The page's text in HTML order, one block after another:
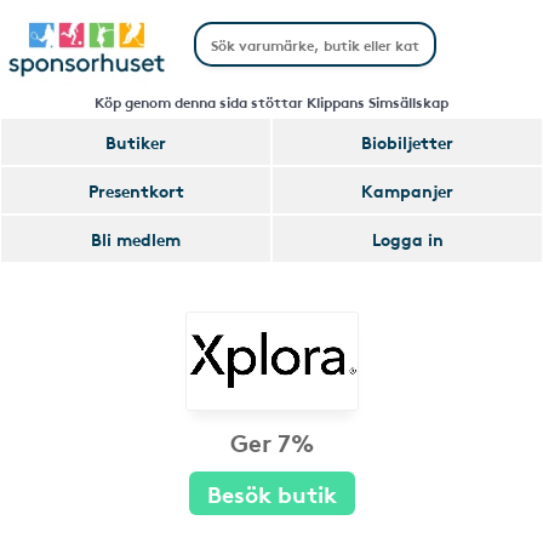
Köp genom denna sida stöttar Klippans Simsällskap
Butiker
Biobiljetter
Presentkort
Kampanjer
Bli medlem
Logga in
Ger 7%
Besök butik